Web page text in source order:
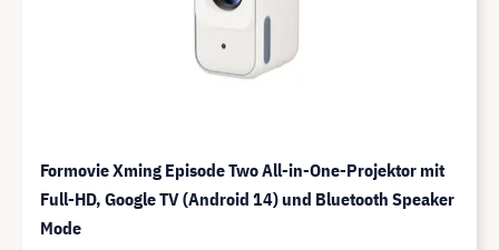
Formovie Xming Episode Two All-in-One-Projektor mit
Full-HD, Google TV (Android 14) und Bluetooth Speaker
Mode